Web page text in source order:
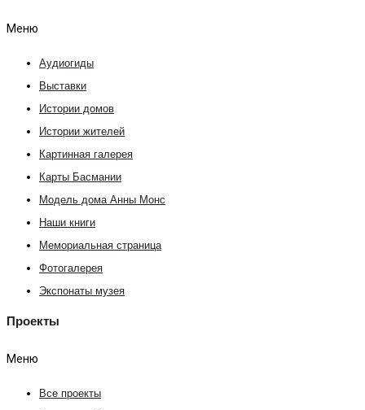
Меню
Аудиогиды
Выставки
Истории домов
Истории жителей
Картинная галерея
Карты Басмании
Модель дома Анны Монс
Наши книги
Мемориальная страница
Фотогалерея
Экспонаты музея
Проекты
Меню
Все проекты